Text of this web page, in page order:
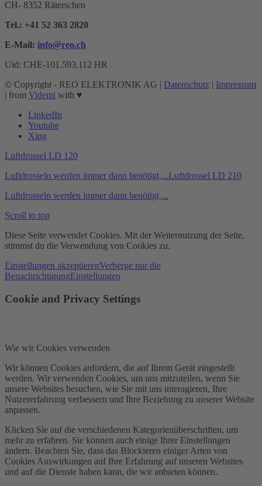
CH- 8352 Räterschen
Tel.: +41 52 363 2820
E-Mail: info@reo.ch
Uid: CHE-101.593.112 HR
© Copyright - REO ELEKTRONIK AG | Datenschutz | Impressum
| from Videmi with ♥︎
LinkedIn
Youtube
Xing
Luftdrossel LD 120
Luftdrosseln werden immer dann benötigt,...Luftdrossel LD 210
Luftdrosseln werden immer dann benötigt,...
Scroll to top
Diese Seite verwendet Cookies. Mit der Weiternutzung der Seite,
stimmst du die Verwendung von Cookies zu.
Einstellungen akzeptierenVerberge nur die
BenachrichtigungEinstellungen
Cookie and Privacy Settings
Wie wir Cookies verwenden
Wir können Cookies anfordern, die auf Ihrem Gerät eingestellt
werden. Wir verwenden Cookies, um uns mitzuteilen, wenn Sie
unsere Websites besuchen, wie Sie mit uns interagieren, Ihre
Nutzererfahrung verbessern und Ihre Beziehung zu unserer Website
anpassen.
Klicken Sie auf die verschiedenen Kategorienüberschriften, um
mehr zu erfahren. Sie können auch einige Ihrer Einstellungen
ändern. Beachten Sie, dass das Blockieren einiger Arten von
Cookies Auswirkungen auf Ihre Erfahrung auf unseren Websites
und auf die Dienste haben kann, die wir anbieten können.